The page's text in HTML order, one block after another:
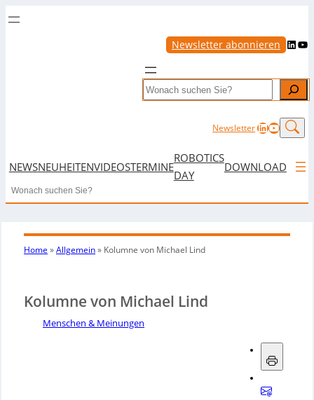
Newsletter abonnieren LinkedIn YouTube
Search
NewsletterLinkedIn
NEWSNEUHEITENVIDEOSTERMINE
ROBOTICS
DAY
DOWNLOAD
Search
Home »Allgemein» Kolumne von Michael Lind
Kolumne von Michael Lind
Menschen & Meinungen